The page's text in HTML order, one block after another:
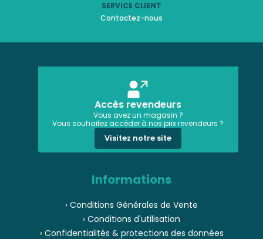
SERVICE CLIENT
Contactez-nous
Accès revendeurs
Vous avez un magasin ?
Vous souhaitez accéder à nos prix revendeurs ?
Visitez notre site
Informations
› Conditions Générales de Vente
› Conditions d'utilisation
› Confidentialités & protections des données